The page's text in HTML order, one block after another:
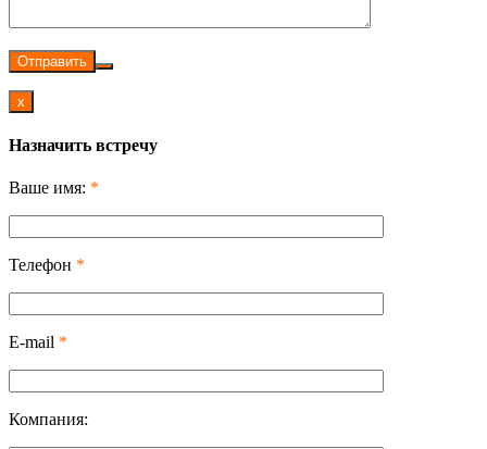
Отправить
x
Назначить встречу
Ваше имя: *
Телефон *
E-mail *
Компания: